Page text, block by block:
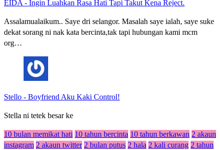
EIDA - Ingin Luahkan Rasa Hati Tapi Takut Kena Reject.
Assalamualaikum.. Saye dri selangor. Masalah saye ialah, saye suke
dekat sorang ni nak kata bercinta,tak tapi hubungan kami mcm
org…
Stello - Boyfriend Aku Kaki Control!
Stella ni tetek besar ke
10 bulan memikat hati 10 tahun bercinta 10 tahun berkawan 2 akaun
instagram 2 akaun twitter 2 bulan putus 2 hala 2 kali curang 2 tahun